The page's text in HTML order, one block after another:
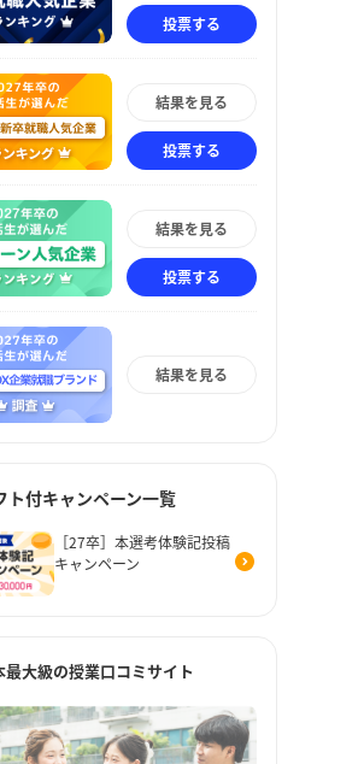
投票する
結果を見る
投票する
結果を見る
投票する
結果を見る
ト付キャンペーン一覧
［27卒］本選考体験記投稿
キャンペーン
最大級の授業口コミサイト